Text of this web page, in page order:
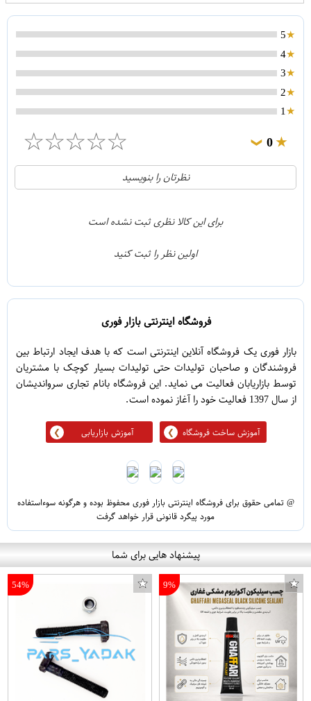
5
4
3
2
1
0
❯
☆
☆
☆
☆
☆
0
0
نظرتان را بنویسید
برای این کالا نظری ثبت نشده است
اولین نظر را ثبت کنید
فروشگاه اینترنتی بازار فوری
بازار فوری یک فروشگاه آنلاین اینترنتی است که با هدف ایجاد ارتباط بین
فروشندگان و صاحبان تولیدات حتی تولیدات بسیار کوچک با مشتریان
توسط بازاریابان فعالیت می نماید. این فروشگاه بانام تجاری سرواندیشان
از سال 1397 فعالیت خود را آغاز نموده است.
آموزش ساخت فروشگاه آموزش بازاریابی
@ تمامی حقوق برای فروشگاه اینترنتی بازار فوری محفوظ بوده و هرگونه سوءاستفاده
مورد پیگرد قانونی قرار خواهد گرفت
پیشنهاد هایی برای شما
9%
54%